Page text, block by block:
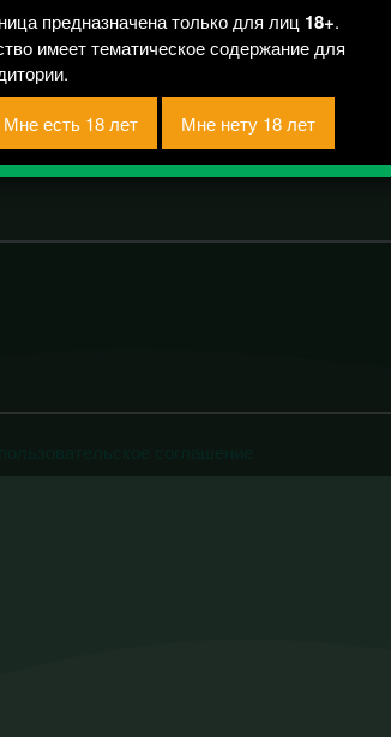
предназначена только для лиц 18+.
имеет тематическое содержание для